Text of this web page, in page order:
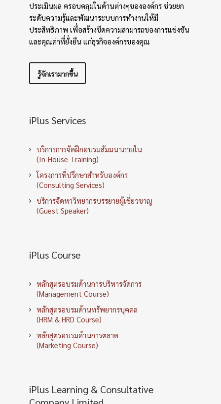
ประเมินผล ครอบคลุมในด้านต่างๆขององค์กร ช่วยยก
ระดับความรู้และพัฒนาระบบการทำงานให้มี
ประสิทธิภาพ เพื่อสร้างขีดความสามารถของการแข่งขัน
และคุณค่าที่ยั่งยืน แก่ธุรกิจองค์กรของคุณ
รู้จักเรามากขึ้น
iPlus Services
บริการการจัดฝึกอบรมสัมมนาภายใน
(In-House Training)
โครงการที่ปรึกษาสำหรับองค์กร
(Consulting Services)
บริการจัดหาวิทยากรบรรยายผู้เชี่ยวชาญ
(Guest Speaker)
iPlus Course
หลักสูตรอบรมด้านการบริหารจัดการ
(Management Course)
หลักสูตรอบรมด้านทรัพยากรบุคคล
(HRM & HRD Course)
หลักสูตรอบรมด้านการตลาด
(Marketing Course)
iPlus Learning & Consultative